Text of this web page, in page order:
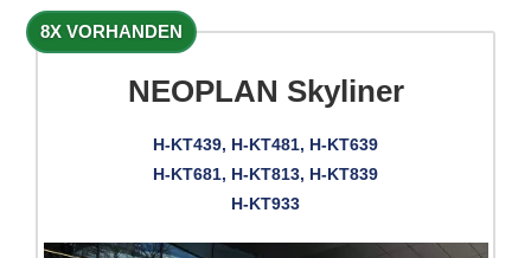
8X VORHANDEN
NEOPLAN Skyliner
H-KT439, H-KT481, H-KT639
H-KT681, H-KT813, H-KT839
H-KT933